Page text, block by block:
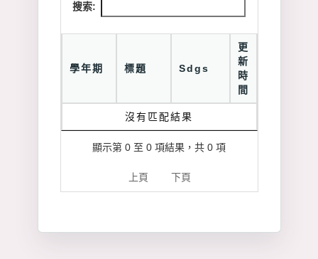
搜索:
學年期 標題 Sdgs
更
新
時
間
沒有匹配結果
顯示第 0 至 0 項結果，共 0 項
上頁 下頁